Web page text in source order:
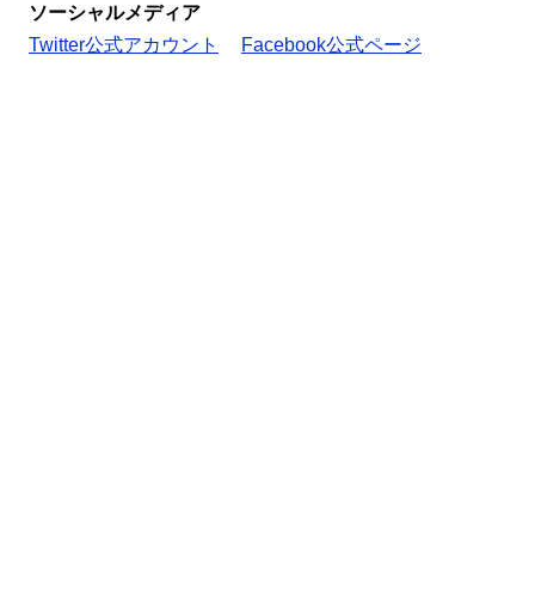
ソーシャルメディア
Twitter公式アカウント
Facebook公式ページ